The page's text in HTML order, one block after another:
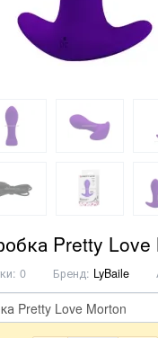
Pretty Love
0 Бренд: LyBaile